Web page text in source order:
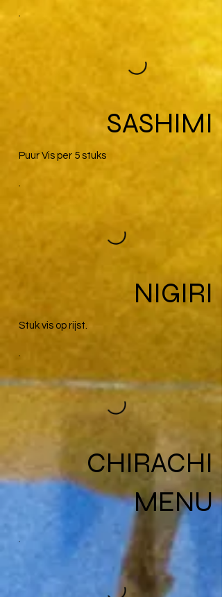
SASHIMI
Puur Vis per 5 stuks
NIGIRI
Stuk vis op rijst.
CHIRACHI
MENU